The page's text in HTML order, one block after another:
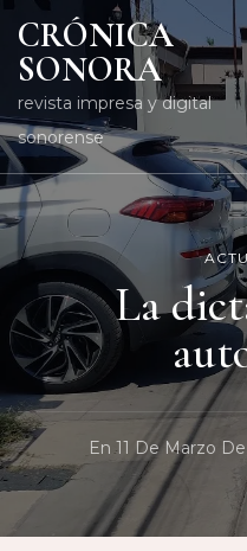
CRÓNICA
SONORA
revista impresa y digital
sonorense
La
En11 De Marzo